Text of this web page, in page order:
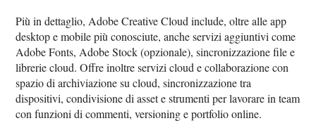
Più in dettaglio, Adobe Creative Cloud include, oltre alle app
desktop e mobile più conosciute, anche servizi aggiuntivi come
Adobe Fonts, Adobe Stock (opzionale), sincronizzazione file e
librerie cloud. Offre inoltre servizi cloud e collaborazione con
spazio di archiviazione su cloud, sincronizzazione tra
dispositivi, condivisione di asset e strumenti per lavorare in team
con funzioni di commenti, versioning e portfolio online.